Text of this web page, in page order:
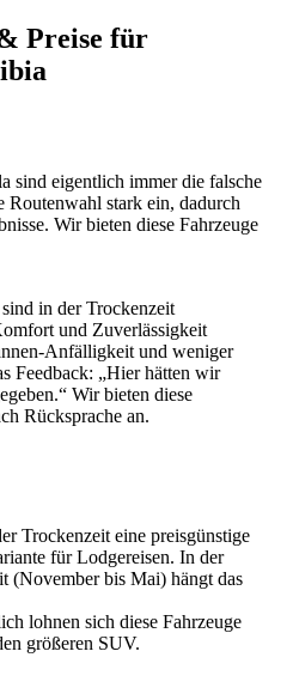
Jahr im Voraus ausgebucht. Hier
frühzeitig Vorreservationen.
sind, geben Sie uns das bei
Anfragen am besten gleich mit
für Namibia
Ergänzung zum
mehrere Optionen an:
oder komplette private
entlegene Highlights des
Reisedauer erreichbar.
decken inzwischen die
ab: Windhoek, Sossusvlei,
Etosha, Caprivi, Victoria
Lüderitz und eingeschränkt
natürlich ebenfalls fast alle
Reisethemen ab.
Preise für
sind eigentlich immer die falsche
stark ein, dadurch
Wir bieten diese Fahrzeuge
in der Trockenzeit
und Zuverlässigkeit
Anfälligkeit und weniger
Feedback: „Hier hätten wir
Wir bieten diese
Rücksprache an.
Trockenzeit eine preisgünstige
für Lodgereisen. In der
(November bis Mai) hängt das
lohnen sich diese Fahrzeuge
größeren SUV.